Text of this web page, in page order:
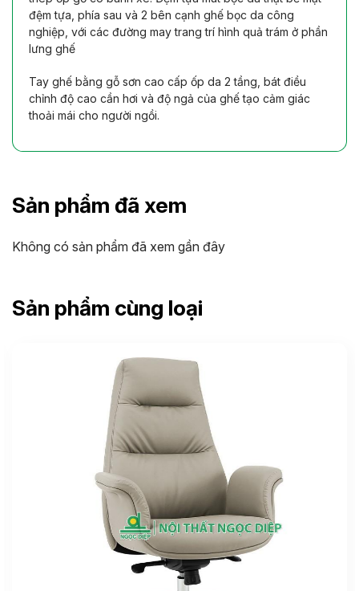
đệm tựa, phía sau và 2 bên cạnh ghế bọc da công
nghiệp, với các đường may trang trí hình quả trám ở phần
lưng ghế
Tay ghế bằng gỗ sơn cao cấp ốp da 2 tầng, bát điều
chỉnh độ cao cần hơi và độ ngả của ghế tạo cảm giác
thoải mái cho người ngồi.
Sản phẩm đã xem
Không có sản phẩm đã xem gần đây
Sản phẩm cùng loại